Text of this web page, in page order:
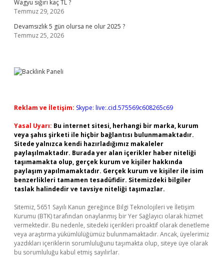
Wagyu sığırı kaç TL ?
Temmuz 29, 2026
Devamsızlık 5 gün olursa ne olur 2025 ?
Temmuz 25, 2026
Reklam ve İletişim: Skype: live:.cid.575569c608265c69
Yasal Uyarı: Bu internet sitesi, herhangi bir marka, kurum
veya şahıs şirketi ile hiçbir bağlantısı bulunmamaktadır.
Sitede yalnızca kendi hazırladığımız makaleler
paylaşılmaktadır. Burada yer alan içerikler haber niteliği
taşımamakta olup, gerçek kurum ve kişiler hakkında
paylaşım yapılmamaktadır. Gerçek kurum ve kişiler ile isim
benzerlikleri tamamen tesadüfidir. Sitemizdeki bilgiler
taslak halindedir ve tavsiye niteliği taşımazlar.
Sitemiz, 5651 Sayılı Kanun gereğince Bilgi Teknolojileri ve İletişim
Kurumu (BTK) tarafından onaylanmış bir Yer Sağlayıcı olarak hizmet
vermektedir. Bu nedenle, sitedeki içerikleri proaktif olarak denetleme
veya araştırma yükümlülüğümüz bulunmamaktadır. Ancak, üyelerimiz
yazdıkları içeriklerin sorumluluğunu taşımakta olup, siteye üye olarak
bu sorumluluğu kabul etmiş sayılırlar.